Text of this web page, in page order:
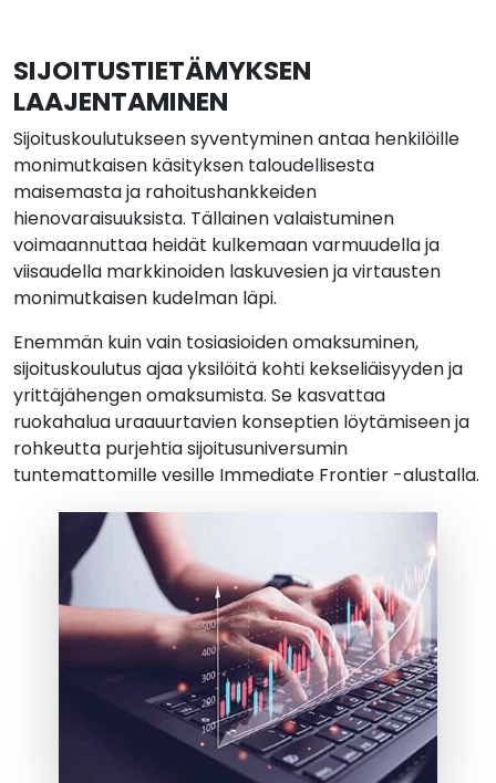
SIJOITUSTIETÄMYKSEN
LAAJENTAMINEN
Sijoituskoulutukseen syventyminen antaa henkilöille
monimutkaisen käsityksen taloudellisesta
maisemasta ja rahoitushankkeiden
hienovaraisuuksista. Tällainen valaistuminen
voimaannuttaa heidät kulkemaan varmuudella ja
viisaudella markkinoiden laskuvesien ja virtausten
monimutkaisen kudelman läpi.
Enemmän kuin vain tosiasioiden omaksuminen,
sijoituskoulutus ajaa yksilöitä kohti kekseliäisyyden ja
yrittäjähengen omaksumista. Se kasvattaa
ruokahalua uraauurtavien konseptien löytämiseen ja
rohkeutta purjehtia sijoitusuniversumin
tuntemattomille vesille Immediate Frontier -alustalla.